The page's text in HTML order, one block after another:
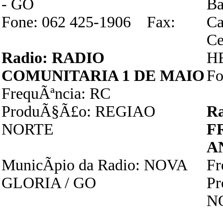
- GO
Fone: 062 425-1906 Fax:
Radio: RADIO
COMUNITARIA 1 DE MAIO
FrequÃªncia: RC
ProduÃ§Ã£o: REGIAO
NORTE
MunicÃ­pio da Radio: NOVA
GLORIA / GO